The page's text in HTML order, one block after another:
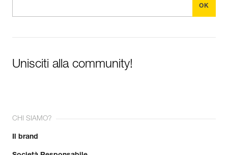
Unisciti alla community!
CHI SIAMO?
Il brand